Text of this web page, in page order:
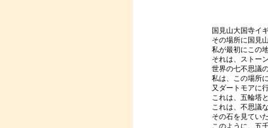
国見山大国寺イ
その場所に国見
私が最初にこの
それは、ストー
世界の七不思議
私は、この場所
又ダートモアに
これは、五輪塔
これは、不思議
その石を見てい
このように、五